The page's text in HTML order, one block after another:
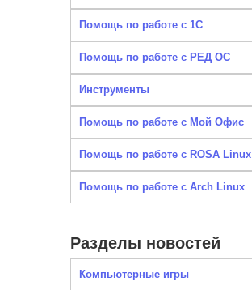
Помощь по работе с 1С
Помощь по работе с РЕД ОС
Инструменты
Помощь по работе с Мой Офис
Помощь по работе с ROSA Linux
Помощь по работе с Arch Linux
Разделы новостей
Компьютерные игры